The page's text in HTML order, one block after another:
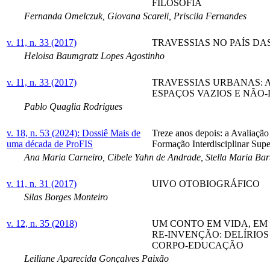
FILOSOFIA
Fernanda Omelczuk, Giovana Scareli, Priscila Fernandes
v. 11, n. 33 (2017)
TRAVESSIAS NO PAÍS
Heloisa Baumgratz Lopes Agostinho
v. 11, n. 33 (2017)
TRAVESSIAS URBANAS:
ESPAÇOS VAZIOS E
Pablo Quaglia Rodrigues
v. 18, n. 53 (2024): Dossiê Mais de
uma década de ProFIS
Treze anos depois: a
Formação Interdisciplinar
Ana Maria Carneiro, Cibele Yahn de Andrade, Stella Maria
v. 11, n. 31 (2017)
UIVO OTOBIOGRÁFICO
Silas Borges Monteiro
v. 12, n. 35 (2018)
UM CONTO EM VIDA,
RE-INVENÇÃO:
CORPO-EDUCAÇÃO
Leiliane Aparecida Gonçalves Paixão